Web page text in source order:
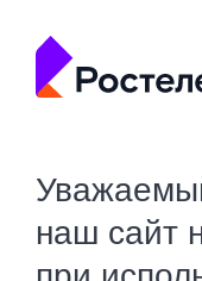
наш сайт